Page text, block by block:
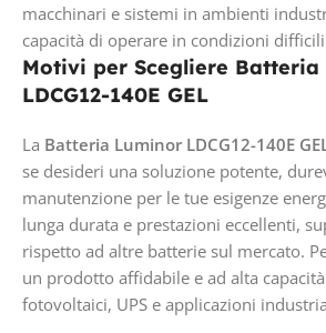
macchinari e sistemi in ambienti
capacità di operare in condizioni
Motivi per Scegliere Batteria
LDCG12-140E GEL
La Batteria Luminor LDCG12-140E
se desideri una soluzione potente,
manutenzione per le tue esigenze
lunga durata e prestazioni eccellenti,
rispetto ad altre batterie sul mercato.
un prodotto affidabile e ad alta
fotovoltaici, UPS e applicazioni